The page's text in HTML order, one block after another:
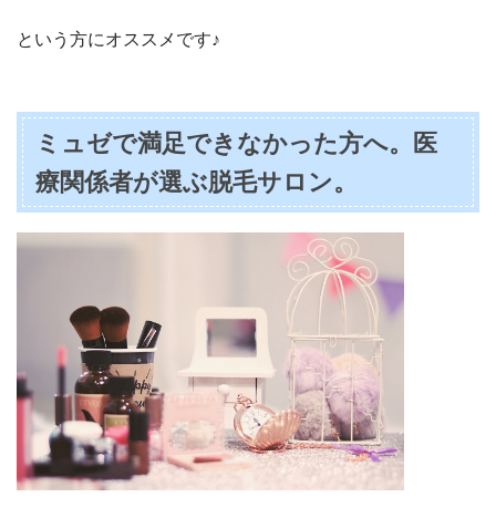
という方にオススメです♪
ミュゼで満足できなかった方へ。医
療関係者が選ぶ脱毛サロン。